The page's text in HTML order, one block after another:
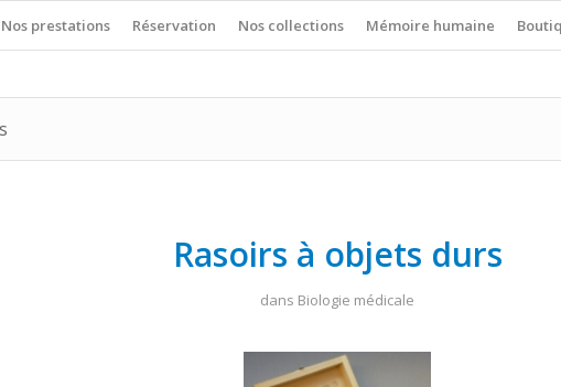
Nos prestations Réservation Nos collections Mémoire humaine
Rasoirs à objets durs
dans Biologie médicale